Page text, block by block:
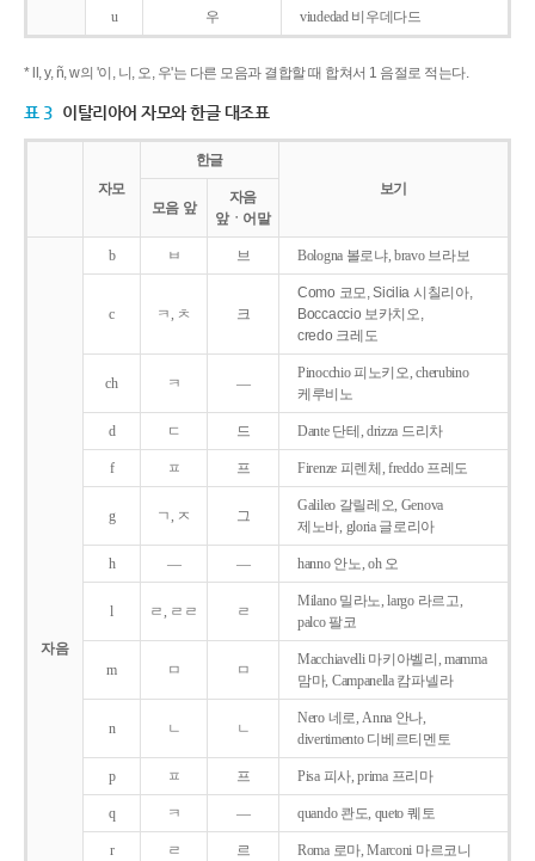
u 우 viudedad 비우데다드
* ll, y, ñ, w의 '이, 니, 오, 우'는 다른 모음과 결합할 때 합쳐서 1 음절로 적는다.
표 3 이탈리아어 자모와 한글 대조표
자모
한글
보기
모음 앞
자음
앞ㆍ어말
자음
b ㅂ 브 Bologna 볼로냐, bravo 브라보
c ㅋ, ㅊ 크
Como 코모, Sicilia 시칠리아,
Boccaccio 보카치오,
credo 크레도
ch ㅋ ―
Pinocchio 피노키오, cherubino
케루비노
d ㄷ 드 Dante 단테, drizza 드리차
f ㅍ 프 Firenze 피렌체, freddo 프레도
g ㄱ, ㅈ 그
Galileo 갈릴레오, Genova
제노바, gloria 글로리아
h ― ― hanno 안노, oh 오
l ㄹ, ㄹㄹ ㄹ
Milano 밀라노, largo 라르고,
palco 팔코
m ㅁ ㅁ
Macchiavelli 마키아벨리, mamma
맘마, Campanella 캄파넬라
n ㄴ ㄴ
Nero 네로, Anna 안나,
divertimento 디베르티멘토
p ㅍ 프 Pisa 피사, prima 프리마
q ㅋ ― quando 콴도, queto 퀘토
r ㄹ 르 Roma 로마, Marconi 마르코니